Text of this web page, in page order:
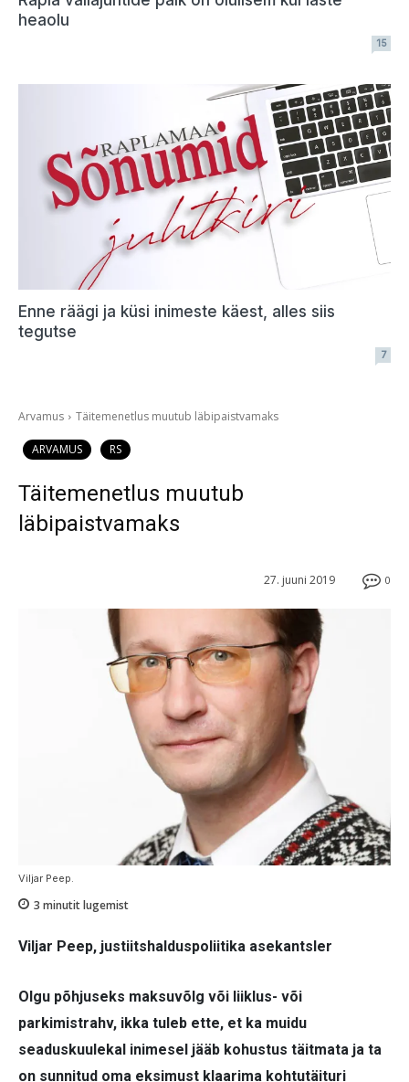
heaolu
15
Enne räägi ja küsi inimeste käest, alles siis
tegutse
7